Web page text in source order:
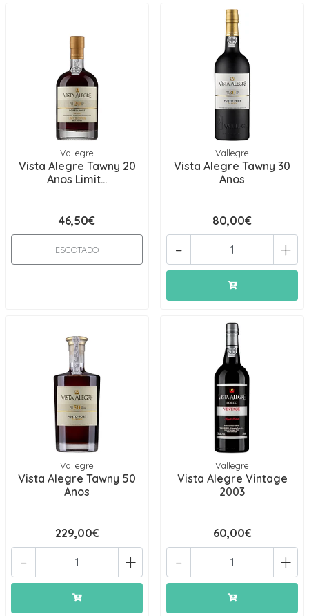
Vallegre
Vista Alegre Tawny 20
Anos Limit...
46,50€
ESGOTADO
Vallegre
Vista Alegre Tawny 30
Anos
80,00€
+
-
Vallegre
Vista Alegre Tawny 50
Anos
229,00€
+
-
Vallegre
Vista Alegre Vintage
2003
60,00€
+
-